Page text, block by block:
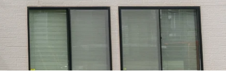
て
いて
行政書士川島ブログ
365BLOG
コラム